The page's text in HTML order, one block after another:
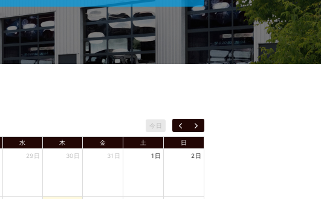
今日
水 木 金 土
日
29日 30日 31日 1日 2日